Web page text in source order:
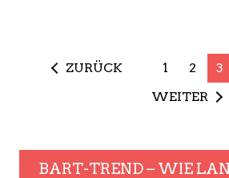
ZURÜCK 1 2 3
WEITER
BART-TREND – WIE